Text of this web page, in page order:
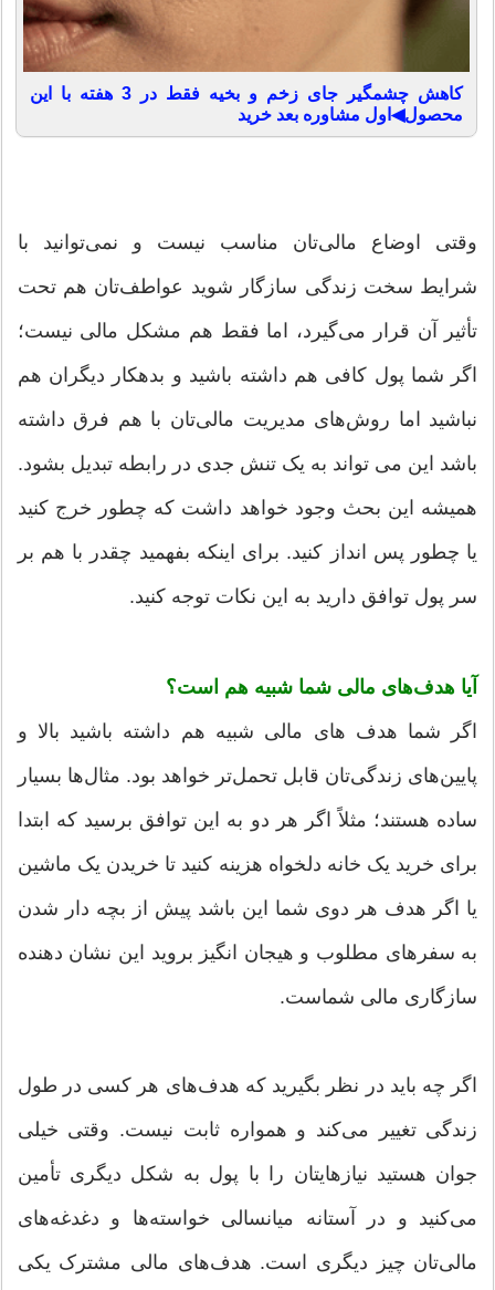
کاهش چشمگیر جای زخم و بخیه فقط در 3 هفته با این
محصول◀اول مشاوره بعد خرید
وقتی اوضاع مالی‌تان مناسب نیست و نمی‌توانید با
شرایط سخت زندگی سازگار شوید عواطف‌تان هم تحت
تأثیر آن قرار می‌گیرد، اما فقط هم مشکل مالی نیست؛
اگر شما پول کافی هم داشته باشید و بدهکار دیگران هم
نباشید اما روش‌های مدیریت مالی‌تان با هم فرق داشته
باشد این می تواند به یک تنش جدی در رابطه تبدیل بشود.
همیشه این بحث وجود خواهد داشت که چطور خرج کنید
یا چطور پس انداز کنید. برای اینکه بفهمید چقدر با هم بر
سر پول توافق دارید به این نکات توجه کنید.
آیا هدف‌های مالی شما شبیه هم است؟
اگر شما هدف های مالی شبیه هم داشته باشید بالا و
پایین‌های زندگی‌تان قابل تحمل‌تر خواهد بود. مثال‌ها بسیار
ساده هستند؛ مثلاً اگر هر دو به این توافق برسید که ابتدا
برای خرید یک خانه دلخواه هزینه کنید تا خریدن یک ماشین
یا اگر هدف هر دوی شما این باشد پیش از بچه دار شدن
به سفرهای مطلوب و هیجان انگیز بروید این نشان دهنده
سازگاری مالی شماست.
اگر چه باید در نظر بگیرید که هدف‌های هر کسی در طول
زندگی تغییر می‌کند و همواره ثابت نیست. وقتی خیلی
جوان هستید نیازهایتان را با پول به شکل دیگری تأمین
می‌کنید و در آستانه میانسالی خواسته‌ها و دغدغه‌های
مالی‌تان چیز دیگری است. هدف‌های مالی مشترک یکی